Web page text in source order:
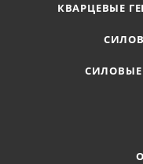
КВАРЦЕВЫЕ